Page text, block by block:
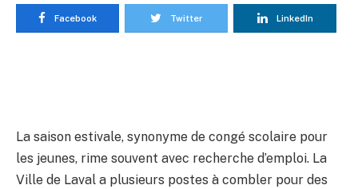
Facebook Twitter LinkedIn
La saison estivale, synonyme de congé scolaire pour
les jeunes, rime souvent avec recherche d’emploi. La
Ville de Laval a plusieurs postes à combler pour des